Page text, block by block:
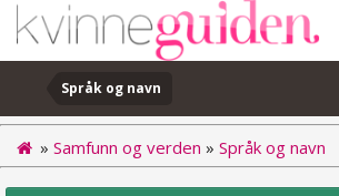
Språk og navn
» Samfunn og verden » Språk og navn